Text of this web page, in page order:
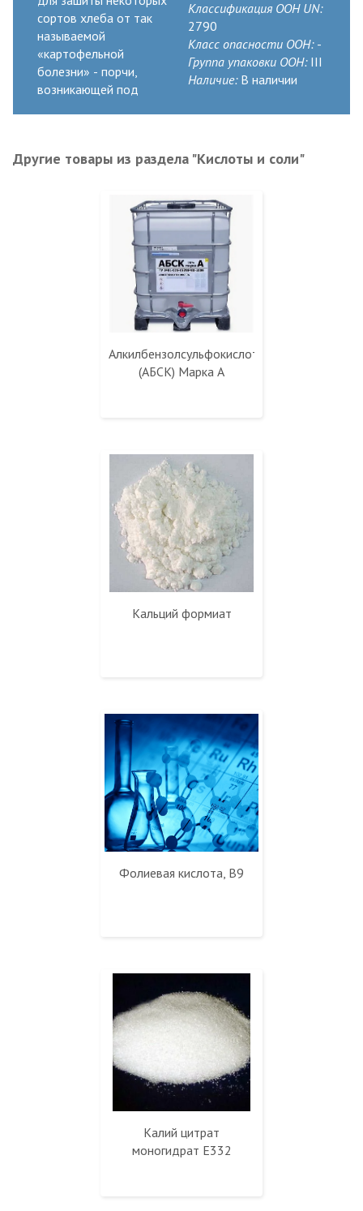
сортов хлеба от так
называемой
«картофельной
болезни» - порчи,
возникающей под
Классификация ООН UN:
2790
Класс опасности ООН:-
Группа упаковки ООН:III
Наличие:В наличии
Другие товары из раздела "Кислоты и соли"
Алкилбензолсульфокислота
(АБСК) Марка А
Кальций формиат
Фолиевая кислота, B9
Калий цитрат
моногидрат Е332